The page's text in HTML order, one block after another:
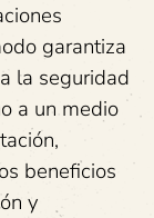
garantiza
la seguridad
a un medio
beneficios
y